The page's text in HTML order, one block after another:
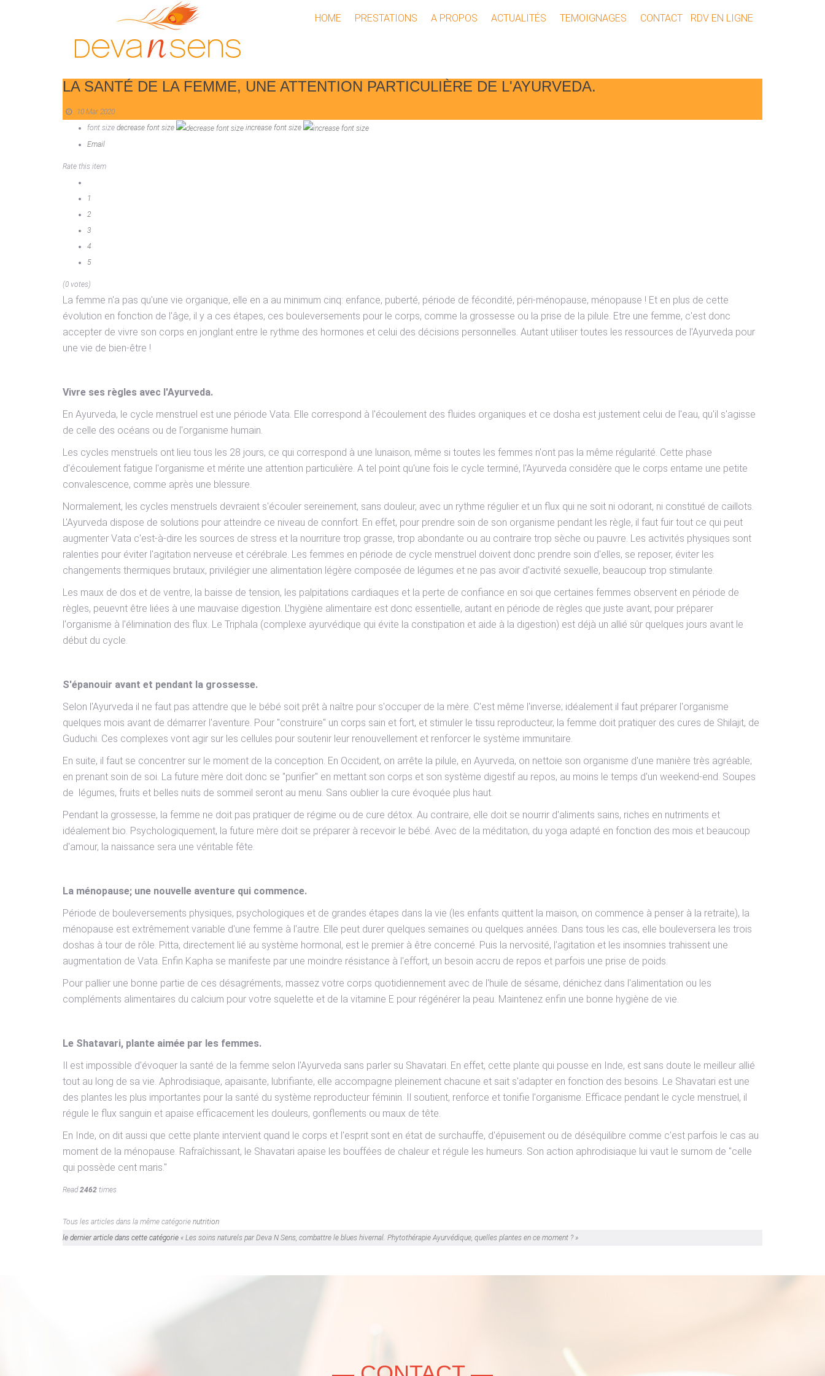
HOME PRESTATIONS A PROPOS ACTUALITÉS TEMOIGNAGES CONTACT RDV EN LIGNE
LA SANTÉ DE LA FEMME, UNE ATTENTION PARTICULIÈRE DE L'AYURVEDA.
10 Mar 2020
font size decrease font size
increase font size
Email
Rate this item
1
2
3
4
5
(0 votes)
La femme n'a pas qu'une vie organique, elle en a au minimum cinq: enfance, puberté, période de fécondité, péri-ménopause, ménopause ! Et en plus de cette
évolution en fonction de l'âge, il y a ces étapes, ces bouleversements pour le corps, comme la grossesse ou la prise de la pilule. Etre une femme, c'est donc
accepter de vivre son corps en jonglant entre le rythme des hormones et celui des décisions personnelles. Autant utiliser toutes les ressources de l'Ayurveda pour
une vie de bien-être !
Vivre ses règles avec l'Ayurveda.
En Ayurveda, le cycle menstruel est une période Vata. Elle correspond à l'écoulement des fluides organiques et ce dosha est justement celui de l'eau, qu'il s'agisse
de celle des océans ou de l'organisme humain.
Les cycles menstruels ont lieu tous les 28 jours, ce qui correspond à une lunaison, même si toutes les femmes n'ont pas la même régularité. Cette phase
d'écoulement fatigue l'organisme et mérite une attention particulière. A tel point qu'une fois le cycle terminé, l'Ayurveda considère que le corps entame une petite
convalescence, comme après une blessure.
Normalement, les cycles menstruels devraient s'écouler sereinement, sans douleur, avec un rythme régulier et un flux qui ne soit ni odorant, ni constitué de caillots.
L'Ayurveda dispose de solutions pour atteindre ce niveau de connfort. En effet, pour prendre soin de son organisme pendant les règle, il faut fuir tout ce qui peut
augmenter Vata c'est-à-dire les sources de stress et la nourriture trop grasse, trop abondante ou au contraire trop sèche ou pauvre. Les activités physiques sont
ralenties pour éviter l'agitation nerveuse et cérébrale. Les femmes en période de cycle menstruel doivent donc prendre soin d'elles, se reposer, éviter les
changements thermiques brutaux, privilégier une alimentation légère composée de légumes et ne pas avoir d'activité sexuelle, beaucoup trop stimulante.
Les maux de dos et de ventre, la baisse de tension, les palpitations cardiaques et la perte de confiance en soi que certaines femmes observent en période de
règles, peuevnt être liées à une mauvaise digestion. L'hygiène alimentaire est donc essentielle, autant en période de règles que juste avant, pour préparer
l'organisme à l'élimination des flux. Le Triphala (complexe ayurvédique qui évite la constipation et aide à la digestion) est déjà un allié sûr quelques jours avant le
début du cycle.
S'épanouir avant et pendant la grossesse.
Selon l'Ayurveda il ne faut pas attendre que le bébé soit prêt à naître pour s'occuper de la mère. C'est même l'inverse; idéalement il faut préparer l'organisme
quelques mois avant de démarrer l'aventure. Pour "construire" un corps sain et fort, et stimuler le tissu reproducteur, la femme doit pratiquer des cures de Shilajit, de
Guduchi. Ces complexes vont agir sur les cellules pour soutenir leur renouvellement et renforcer le système immunitaire.
En suite, il faut se concentrer sur le moment de la conception. En Occident, on arrête la pilule, en Ayurveda, on nettoie son organisme d'une manière très agréable;
en prenant soin de soi. La future mère doit donc se "purifier" en mettant son corps et son système digestif au repos, au moins le temps d'un weekend-end. Soupes
de légumes, fruits et belles nuits de sommeil seront au menu. Sans oublier la cure évoquée plus haut.
Pendant la grossesse, la femme ne doit pas pratiquer de régime ou de cure détox. Au contraire, elle doit se nourrir d'aliments sains, riches en nutriments et
idéalement bio. Psychologiquement, la future mère doit se préparer à recevoir le bébé. Avec de la méditation, du yoga adapté en fonction des mois et beaucoup
d'amour, la naissance sera une véritable fête.
La ménopause; une nouvelle aventure qui commence.
Période de bouleversements physiques, psychologiques et de grandes étapes dans la vie (les enfants quittent la maison, on commence à penser à la retraite), la
ménopause est extrêmement variable d'une femme à l'autre. Elle peut durer quelques semaines ou quelques années. Dans tous les cas, elle bouleversera les trois
doshas à tour de rôle. Pitta, directement lié au système hormonal, est le premier à être concerné. Puis la nervosité, l'agitation et les insomnies trahissent une
augmentation de Vata. Enfin Kapha se manifeste par une moindre résistance à l'effort, un besoin accru de repos et parfois une prise de poids.
Pour pallier une bonne partie de ces désagréments, massez votre corps quotidiennement avec de l'huile de sésame, dénichez dans l'alimentation ou les
compléments alimentaires du calcium pour votre squelette et de la vitamine E pour régénérer la peau. Maintenez enfin une bonne hygiène de vie.
Le Shatavari, plante aimée par les femmes.
Il est impossible d'évoquer la santé de la femme selon l'Ayurveda sans parler su Shavatari. En effet, cette plante qui pousse en Inde, est sans doute le meilleur allié
tout au long de sa vie. Aphrodisiaque, apaisante, lubrifiante, elle accompagne pleinement chacune et sait s'adapter en fonction des besoins. Le Shavatari est une
des plantes les plus importantes pour la santé du système reproducteur féminin. Il soutient, renforce et tonifie l'organisme. Efficace pendant le cycle menstruel, il
régule le flux sanguin et apaise efficacement les douleurs, gonflements ou maux de tête.
En Inde, on dit aussi que cette plante intervient quand le corps et l'esprit sont en état de surchauffe, d'épuisement ou de déséquilibre comme c'est parfois le cas au
moment de la ménopause. Rafraîchissant, le Shavatari apaise les bouffées de chaleur et régule les humeurs. Son action aphrodisiaque lui vaut le surnom de "celle
qui possède cent maris."
Read2462 times
Tous les articles dans la même catégorie nutrition
le dernier article dans cette catégorie « Les soins naturels par Deva N Sens, combattre le blues hivernal. Phytothérapie Ayurvédique, quelles plantes en ce moment ? »